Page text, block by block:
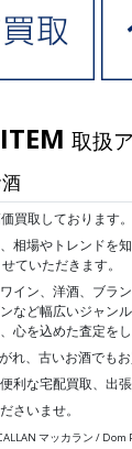
ITEM 取扱
買取しております。
相場やトレンドを
ていただきます。
イン、洋酒、ブラ
など幅広いジャン
心を込めた査定をし
れ、古いお酒でもお
利な宅配買取、出
さいませ。
マッカラン /